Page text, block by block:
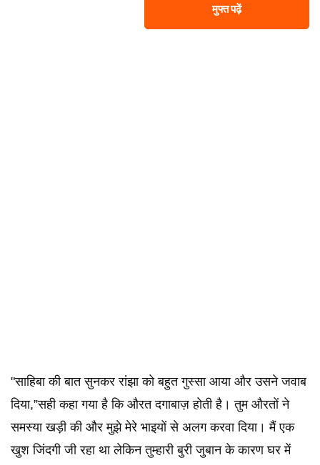
मुफ्त पढ़ें
"साहिबा की बात सुनकर रांझा को बहुत गुस्सा आया और उसने जवाब
दिया,”सही कहा गया है कि औरत दगाबाज़ होती है। तुम औरतों ने
समस्या खड़ी की और मुझे मेरे भाइयों से अलग करवा दिया। मैं एक
खुश जिंदगी जी रहा था लेकिन तुम्हारी बुरी जुबान के कारण घर में